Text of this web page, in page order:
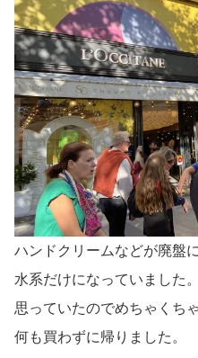
ハンドクリームなどが廃盤
水系だけになっていました
思っていたのでめちゃくち
何も買わずに帰りました。